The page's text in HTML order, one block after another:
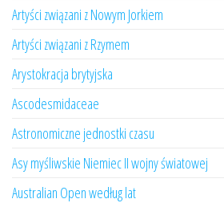
Artyści związani z Nowym Jorkiem
Artyści związani z Rzymem
Arystokracja brytyjska
Ascodesmidaceae
Astronomiczne jednostki czasu
Asy myśliwskie Niemiec II wojny światowej
Australian Open według lat